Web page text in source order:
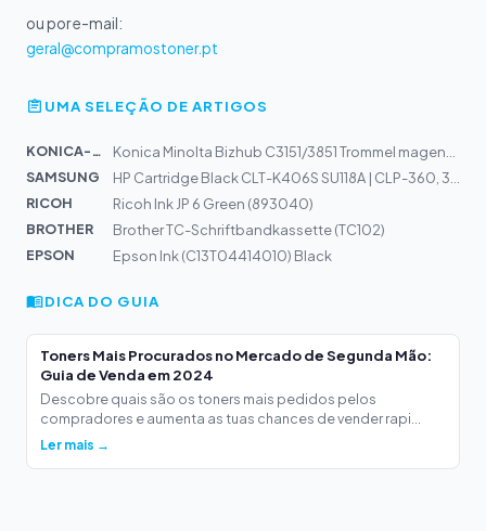
ou por e-mail:
geral@compramostoner.pt
UMA SELEÇÃO DE ARTIGOS
KONICA-MIN...
SAMSUNG
RICOH
Ricoh Ink JP 6 Green (893040)
BROTHER
Brother TC-Schriftbandkassette (TC102)
EPSON
Epson Ink (C13T04414010) Black
DICA DO GUIA
Toners Mais Procurados no Mercado de Segunda Mão:
Guia de Venda em 2024
Descobre quais são os toners mais pedidos pelos
compradores e aumenta as tuas chances de vender rapi...
Ler mais →